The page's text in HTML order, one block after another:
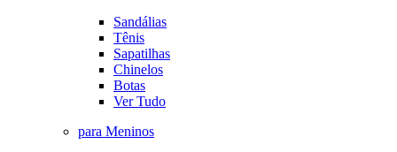
Sandálias
Tênis
Sapatilhas
Chinelos
Botas
Ver Tudo
para Meninos